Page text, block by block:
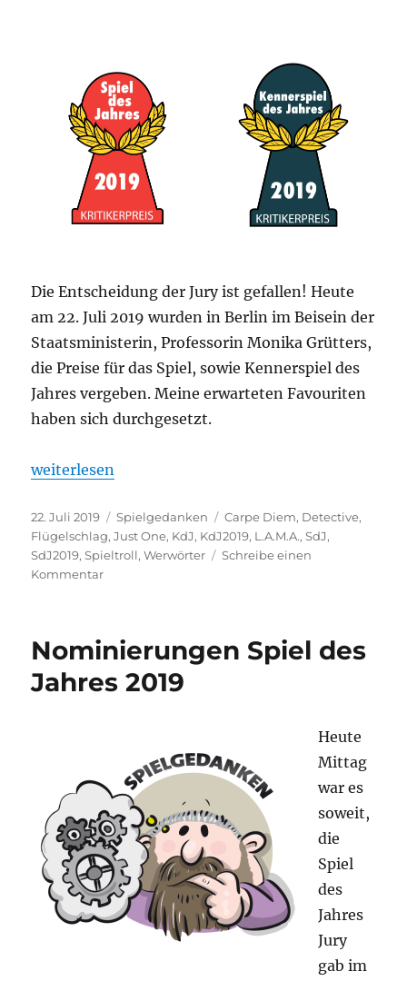
(2019)
Die Entscheidung der Jury ist gefallen! Heute
am 22. Juli 2019 wurden in Berlin im Beisein der
Staatsministerin, Professorin Monika Grütters,
die Preise für das Spiel, sowie Kennerspiel des
Jahres vergeben. Meine erwarteten Favouriten
haben sich durchgesetzt.
„Kennerspiel und Spiel des Jahres 2019“
weiterlesen
Veröffentlicht
am
22. Juli 2019 Kategorien
Spielgedanken Schlagwörter
Carpe Diem, Detective,
Flügelschlag,Just One, KdJ, KdJ2019, L.A.M.A.,SdJ,
SdJ2019,Spieltroll,Werwörter
Schreibe einen
Kommentarzu
des
2019
Nominierungen Spiel des
Jahres 2019
Heute
Mittag
war es
soweit,
die
Spiel
des
Jahres
Jury
gab im